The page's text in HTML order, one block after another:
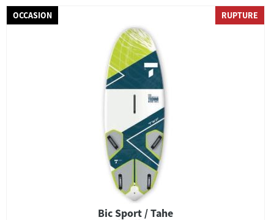
OCCASION RUPTURE
Bic Sport / Tahe